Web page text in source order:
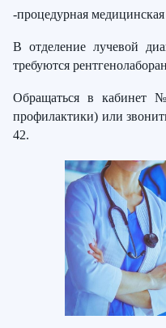
-процедурная медицинская
В отделение лучевой
требуются
Обращаться в кабинет
профилактики) или
42.